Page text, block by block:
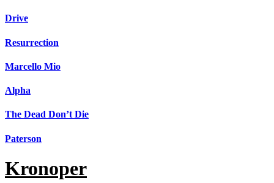
Videre
indhold
Drive
Resurrection
Marcello Mio
Alpha
The Dead Don’t Die
Paterson
Kronoper